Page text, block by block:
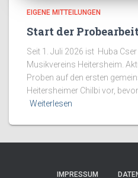
EIGENE MITTEILUNGEN
Start der
Seit 1. Juli 2026 ist Huba
Musikvereins Heitersheim.
Proben auf den ersten
Heitersheimer Chilbi vor,
Weiterlesen
IMPRESSUM